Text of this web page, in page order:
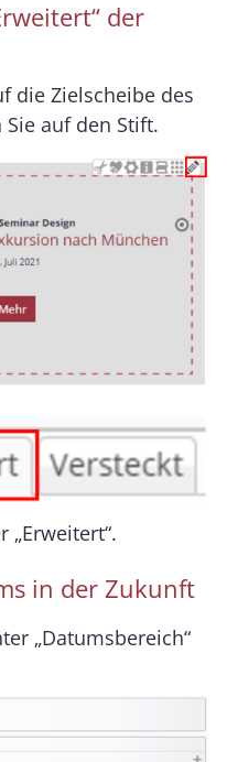
der
die Zielscheibe des
auf den Stift.
„Erweitert“.
in der Zukunft
„Datumsbereich“